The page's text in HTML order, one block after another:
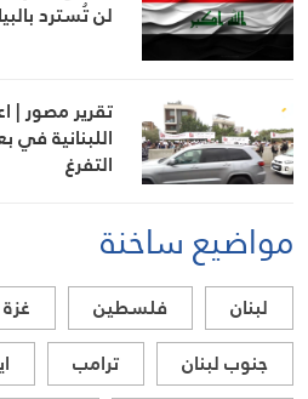
لن تُسترد
تقرير مصور |
اللبنانية في
التفرغ
مواضيع ساخنة
لبنان فلسطين غزة
جنوب لبنان
ترامب